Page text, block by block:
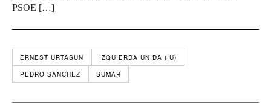
PSOE […]
ERNEST URTASUN
IZQUIERDA UNIDA (IU)
PEDRO SÁNCHEZ
SUMAR